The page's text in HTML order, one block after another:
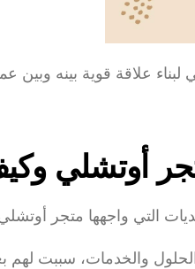
أوتشلي
التي واجهها متجر